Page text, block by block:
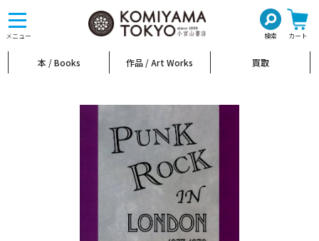
メニュー 検索 カート
toggle
navigation
本 / Books 作品 / Art Works 買取